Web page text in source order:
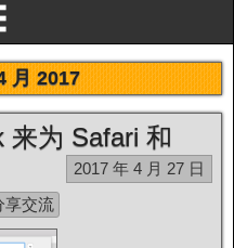
月 2017
来为 Safari 和
2017 年 4 月 27 日
享交流